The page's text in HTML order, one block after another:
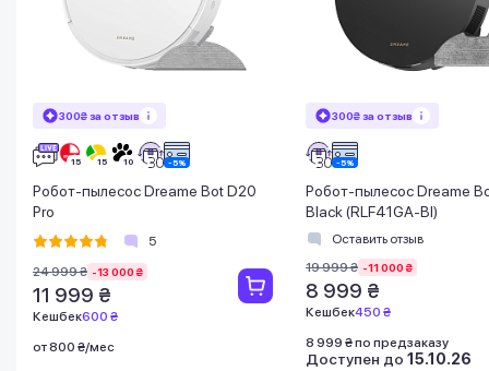
300₴ за отзыв
Робот-пылесос Dreame Bot D20
Pro
5
24 999 ₴ -13 000 ₴
11 999 ₴
Кешбек600 ₴
от 800 ₴/мес
300₴ за отзыв
Робот-пылесос Dreame
Black (RLF41GA-Bl)
Оставить отзыв
19 999 ₴ -11 000 ₴
8 999 ₴
Кешбек450 ₴
8 999 ₴ по предзаказу
Доступен до 15.10.26